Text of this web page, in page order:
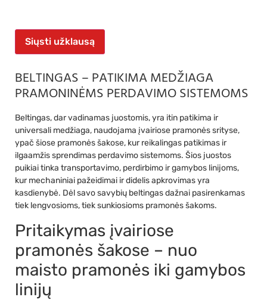
Siųsti užklausą
BELTINGAS – PATIKIMA MEDŽIAGA
PRAMONINĖMS PERDAVIMO SISTEMOMS
Beltingas, dar vadinamas juostomis, yra itin patikima ir
universali medžiaga, naudojama įvairiose pramonės srityse,
ypač šiose pramonės šakose, kur reikalingas patikimas ir
ilgaamžis sprendimas perdavimo sistemoms. Šios juostos
puikiai tinka transportavimo, perdirbimo ir gamybos linijoms,
kur mechaniniai pažeidimai ir didelis apkrovimas yra
kasdienybė. Dėl savo savybių beltingas dažnai pasirenkamas
tiek lengvosioms, tiek sunkiosioms pramonės šakoms.
Pritaikymas įvairiose
pramonės šakose – nuo
maisto pramonės iki gamybos
linijų